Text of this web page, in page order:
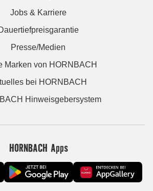
Jobs & Karriere
Presse/Medien
Marken von HORNBACH
bei HORNBACH
Hinweisgebersystem
HORNBACH Apps